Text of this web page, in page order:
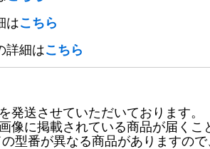
はこちら
詳細はこちら
発送させていただいております。
像に掲載されている商品が届くこ
型番が異なる商品がありますの